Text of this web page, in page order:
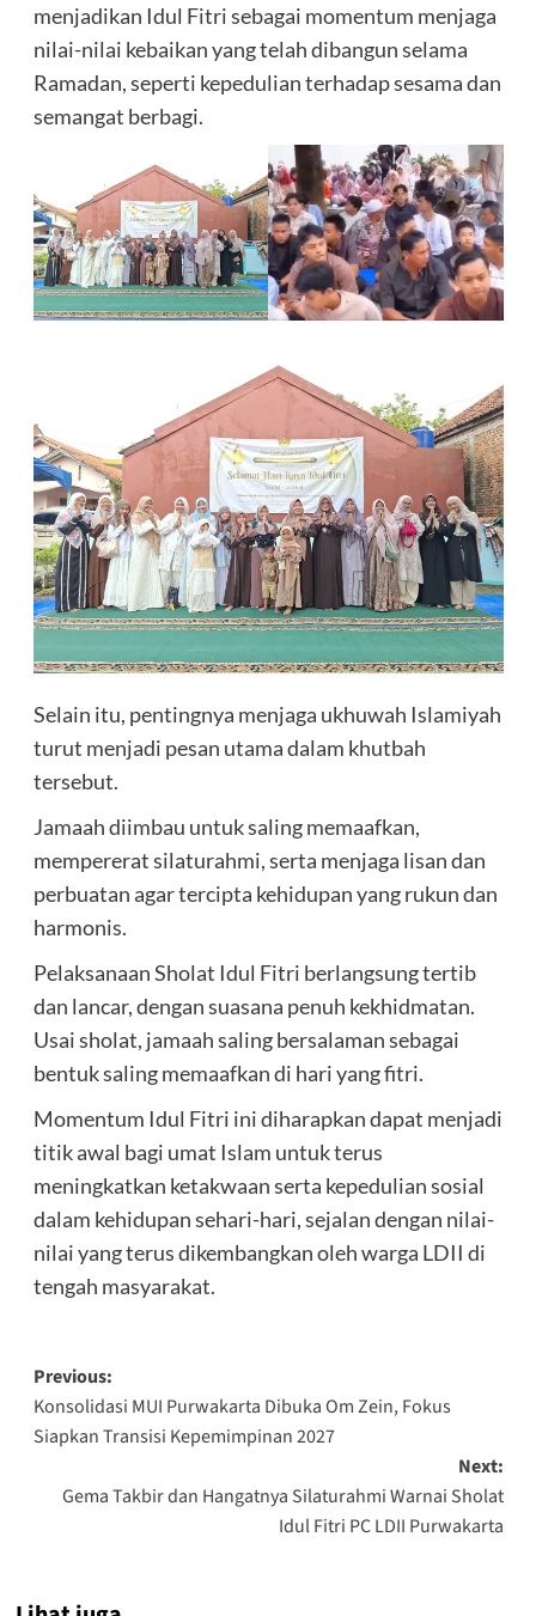
menjadikan Idul Fitri sebagai momentum menjaga
nilai-nilai kebaikan yang telah dibangun selama
Ramadan, seperti kepedulian terhadap sesama dan
semangat berbagi.
Selain itu, pentingnya menjaga ukhuwah Islamiyah
turut menjadi pesan utama dalam khutbah
tersebut.
Jamaah diimbau untuk saling memaafkan,
mempererat silaturahmi, serta menjaga lisan dan
perbuatan agar tercipta kehidupan yang rukun dan
harmonis.
Pelaksanaan Sholat Idul Fitri berlangsung tertib
dan lancar, dengan suasana penuh kekhidmatan.
Usai sholat, jamaah saling bersalaman sebagai
bentuk saling memaafkan di hari yang fitri.
Momentum Idul Fitri ini diharapkan dapat menjadi
titik awal bagi umat Islam untuk terus
meningkatkan ketakwaan serta kepedulian sosial
dalam kehidupan sehari-hari, sejalan dengan nilai-
nilai yang terus dikembangkan oleh warga LDII di
tengah masyarakat.
Post
navigation
Previous:
Konsolidasi MUI Purwakarta Dibuka Om Zein, Fokus
Siapkan Transisi Kepemimpinan 2027
Next:
Gema Takbir dan Hangatnya Silaturahmi Warnai Sholat
Idul Fitri PC LDII Purwakarta